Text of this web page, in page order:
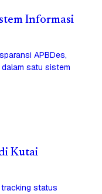
Informasi
APBDes,
satu sistem
Kutai
status